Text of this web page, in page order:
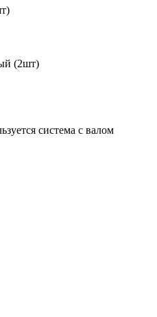
(2шт)
система с валом